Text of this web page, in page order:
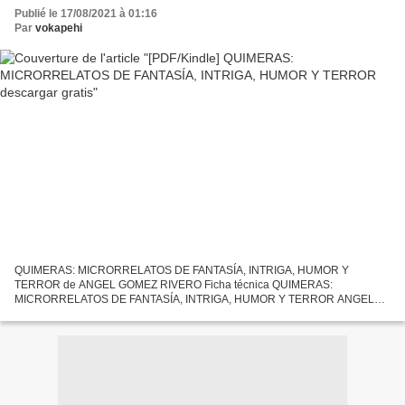
Publié le 17/08/2021 à 01:16
Par vokapehi
QUIMERAS: MICRORRELATOS DE FANTASÍA, INTRIGA, HUMOR Y
TERROR de ANGEL GOMEZ RIVERO Ficha técnica QUIMERAS:
MICRORRELATOS DE FANTASÍA, INTRIGA, HUMOR Y TERROR ANGEL
Pdf, ePub, MOBI, FB2 ISBN:...